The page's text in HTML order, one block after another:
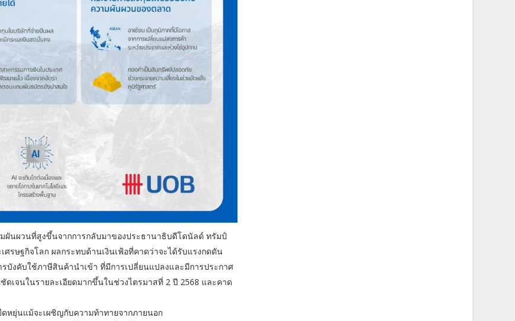
ผันผวนที่สูงขึ้นจากการกลับมาของประธานาธิบดีโดนัลด์ ทรัมป์
รษฐกิจโลก ผลกระทบด้านเงินเฟ้อที่คาดว่าจะได้รับแรงกดดัน
งคับใช้ภาษีสินค้านำเข้า ที่มีการเปลี่ยนแปลงและมีการประกาศ
ดเจนในรายละเอียดมากขึ้นในช่วงไตรมาสที่ 2 ปี 2568 และคาด
ดหยุ่นแม้จะเผชิญกับความท้าทายจากภายนอก